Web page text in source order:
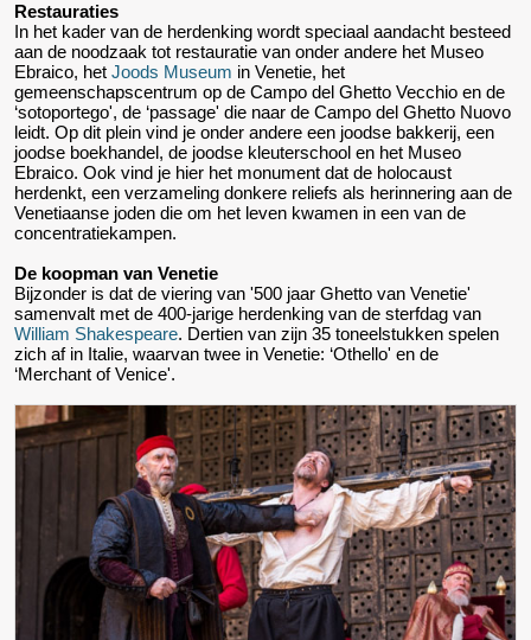
Restauraties
In het kader van de herdenking wordt speciaal aandacht besteed
aan de noodzaak tot restauratie van onder andere het Museo
Ebraico, het Joods Museum in Venetie, het
gemeenschapscentrum op de Campo del Ghetto Vecchio en de
‘sotoportego', de ‘passage' die naar de Campo del Ghetto Nuovo
leidt. Op dit plein vind je onder andere een joodse bakkerij, een
joodse boekhandel, de joodse kleuterschool en het Museo
Ebraico. Ook vind je hier het monument dat de holocaust
herdenkt, een verzameling donkere reliefs als herinnering aan de
Venetiaanse joden die om het leven kwamen in een van de
concentratiekampen.
De koopman van Venetie
Bijzonder is dat de viering van '500 jaar Ghetto van Venetie'
samenvalt met de 400-jarige herdenking van de sterfdag van
William Shakespeare. Dertien van zijn 35 toneelstukken spelen
zich af in Italie, waarvan twee in Venetie: ‘Othello' en de
‘Merchant of Venice'.